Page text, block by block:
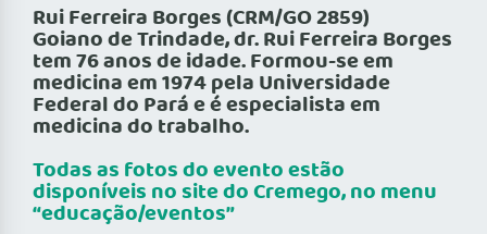
Rui Ferreira Borges (CRM/GO 2859)
Goiano de Trindade, dr. Rui Ferreira Borges
tem 76 anos de idade. Formou-se em
medicina em 1974 pela Universidade
Federal do Pará e é especialista em
medicina do trabalho.
Todas as fotos do evento estão
disponíveis no site do Cremego, no menu
“educação/eventos”